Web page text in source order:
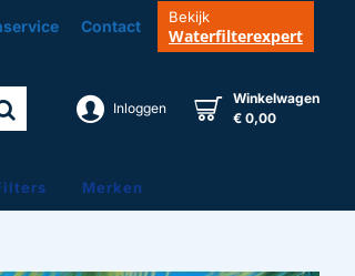
Contact
Bekijk
Waterfilterexpert
Inloggen
Winkelwagen
€ 0,00
Merken